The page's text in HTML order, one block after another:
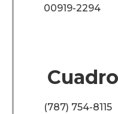
00919-2294
(787) 754-8115